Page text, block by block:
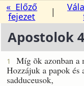
« Előző
fejezet
|
Apostolok 4
1
Míg õk azonban a
Hozzájuk a papok és
sadduceusok,